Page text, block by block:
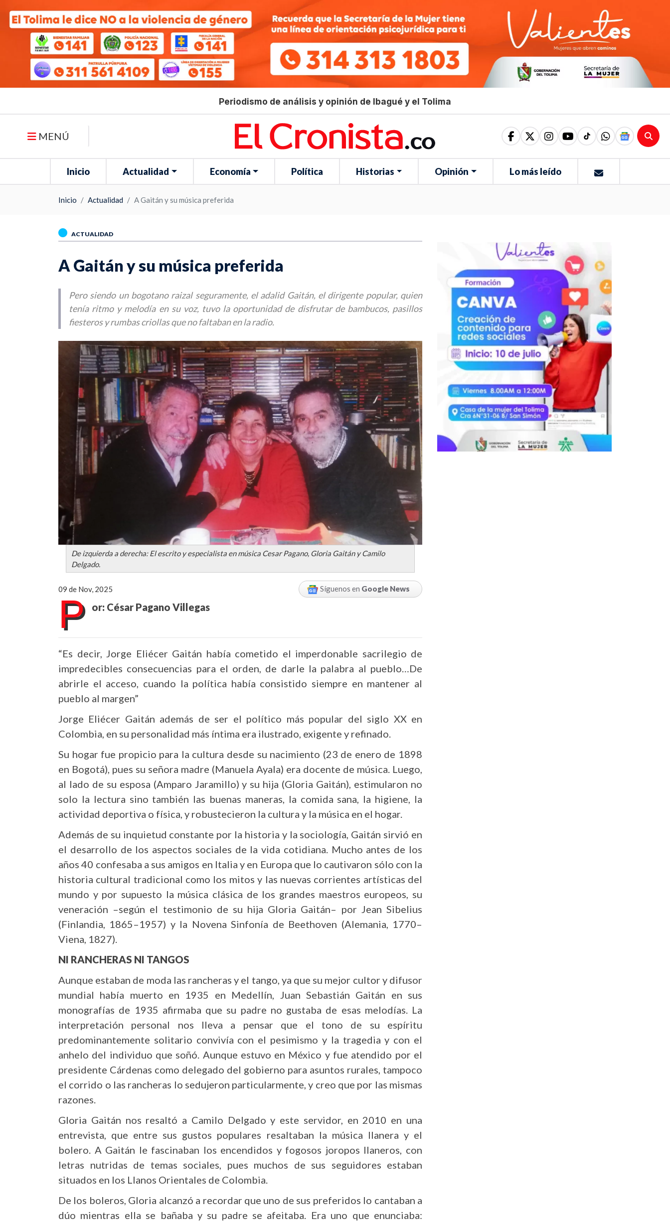
Periodismo de análisis y opinión de Ibagué y el Tolima
MENÚ
Inicio Actualidad Economía Política Historias Opinión Lo más leído
Inicio Actualidad A Gaitán y su música preferida
ACTUALIDAD
A Gaitán y su música preferida
Pero siendo un bogotano raizal seguramente, el adalid Gaitán, el dirigente popular, quien
tenía ritmo y melodía en su voz, tuvo la oportunidad de disfrutar de bambucos, pasillos
fiesteros y rumbas criollas que no faltaban en la radio.
De izquierda a derecha: El escrito y especialista en música Cesar Pagano, Gloria Gaitán y Camilo
Delgado.
09 de Nov, 2025 Síguenos en Google News
P or: César Pagano Villegas
“Es decir, Jorge Eliécer Gaitán había cometido el imperdonable sacrilegio de
impredecibles consecuencias para el orden, de darle la palabra al pueblo…De
abrirle el acceso, cuando la política había consistido siempre en mantener al
pueblo al margen”
Jorge Eliécer Gaitán además de ser el político más popular del siglo XX en
Colombia, en su personalidad más íntima era ilustrado, exigente y refinado.
Su hogar fue propicio para la cultura desde su nacimiento (23 de enero de 1898
en Bogotá), pues su señora madre (Manuela Ayala) era docente de música. Luego,
al lado de su esposa (Amparo Jaramillo) y su hija (Gloria Gaitán), estimularon no
solo la lectura sino también las buenas maneras, la comida sana, la higiene, la
actividad deportiva o física, y robustecieron la cultura y la música en el hogar.
Además de su inquietud constante por la historia y la sociología, Gaitán sirvió en
el desarrollo de los aspectos sociales de la vida cotidiana. Mucho antes de los
años 40 confesaba a sus amigos en Italia y en Europa que lo cautivaron sólo con la
historia cultural tradicional como los mitos y las nuevas corrientes artísticas del
mundo y por supuesto la música clásica de los grandes maestros europeos, su
veneración –según el testimonio de su hija Gloria Gaitán– por Jean Sibelius
(Finlandia, 1865–1957) y la Novena Sinfonía de Beethoven (Alemania, 1770–
Viena, 1827).
NI RANCHERAS NI TANGOS
Aunque estaban de moda las rancheras y el tango, ya que su mejor cultor y difusor
mundial había muerto en 1935 en Medellín, Juan Sebastián Gaitán en sus
monografías de 1935 afirmaba que su padre no gustaba de esas melodías. La
interpretación personal nos lleva a pensar que el tono de su espíritu
predominantemente solitario convivía con el pesimismo y la tragedia y con el
anhelo del individuo que soñó. Aunque estuvo en México y fue atendido por el
presidente Cárdenas como delegado del gobierno para asuntos rurales, tampoco
el corrido o las rancheras lo sedujeron particularmente, y creo que por las mismas
razones.
Gloria Gaitán nos resaltó a Camilo Delgado y este servidor, en 2010 en una
entrevista, que entre sus gustos populares resaltaban la música llanera y el
bolero. A Gaitán le fascinaban los encendidos y fogosos joropos llaneros, con
letras nutridas de temas sociales, pues muchos de sus seguidores estaban
situados en los Llanos Orientales de Colombia.
De los boleros, Gloria alcanzó a recordar que uno de sus preferidos lo cantaban a
dúo mientras ella se bañaba y su padre se afeitaba. Era uno que enunciaba: